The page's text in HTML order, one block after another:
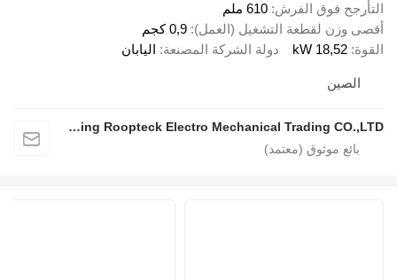
التأرجح فوق الفرش 610 ملم
أقصى وزن لقطعة التشغيل (العمل) 0,9 كجم
القوة 18,52 kW دولة الشركة المصنعة اليابان
الصين
Nanjing Roopteck Electro Mechanical Trading CO.,LTD